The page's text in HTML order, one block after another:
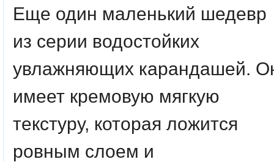
Еще один маленький шедевр
из серии водостойких
увлажняющих карандашей.
имеет кремовую мягкую
текстуру, которая ложится
ровным слоем и